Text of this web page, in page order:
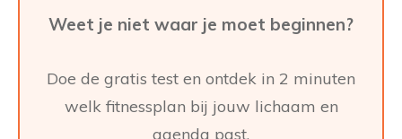
Weet je niet waar je moet beginnen?
Doe de gratis test en ontdek in 2 minuten
welk fitnessplan bij jouw lichaam en
agenda past.